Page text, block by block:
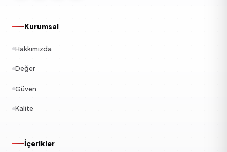
Kurumsal
Hakkımızda
Değer
Güven
Kalite
İçerikler